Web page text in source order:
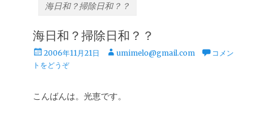
海日和？掃除日和？？
海日和？掃除日和？？
投
稿
2006年11月21日
投 umimelo@gmail.com
コメン
トをどうぞ
こんばんは。光恵です。